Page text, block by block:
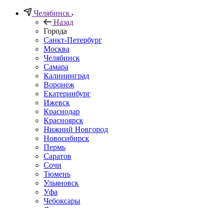
Челябинск
Назад
Города
Санкт-Петербург
Москва
Челябинск
Самара
Калининград
Воронеж
Екатеринбург
Ижевск
Краснодар
Красноярск
Нижний Новгород
Новосибирск
Пермь
Саратов
Сочи
Тюмень
Ульяновск
Уфа
Чебоксары